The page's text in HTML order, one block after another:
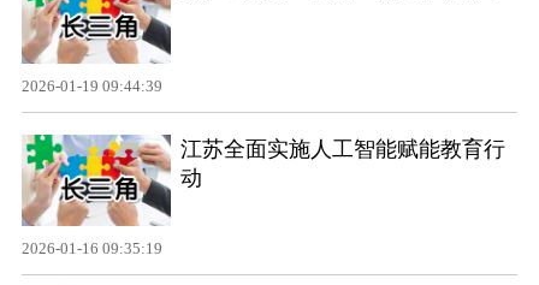
2026-01-19 09:44:39
江苏全面实施人工智能赋能教育行
动
2026-01-16 09:35:19